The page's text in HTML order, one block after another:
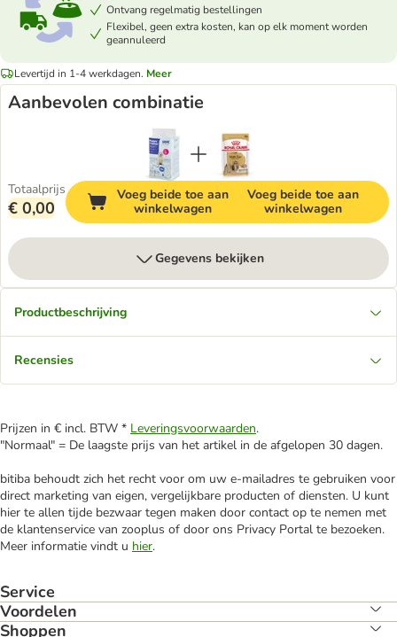
Ontvang regelmatig bestellingen
Flexibel, geen extra kosten, kan op elk moment worden
geannuleerd
Levertijd in 1-4 werkdagen. Meer
Aanbevolen combinatie
Totaalprijs
€ 0,00
Voeg beide toe aan
winkelwagen
Voeg beide toe aan
winkelwagen
Gegevens bekijken
Productbeschrijving
Recensies
Prijzen in € incl. BTW * Leveringsvoorwaarden.
"Normaal" = De laagste prijs van het artikel in de afgelopen 30 dagen.
bitiba behoudt zich het recht voor om uw e-mailadres te gebruiken voor
direct marketing van eigen, vergelijkbare producten of diensten. U kunt
hier te allen tijde bezwaar tegen maken door contact op te nemen met
de klantenservice van zooplus of door ons Privacy Portal te bezoeken.
Meer informatie vindt u hier.
Service
Voordelen
Shoppen